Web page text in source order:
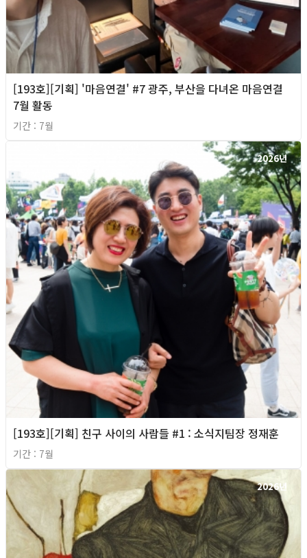
[193호][기획] '마음연결' #7 광주, 부산을 다녀온 마음연결
7월 활동
기간 : 7월
2026년
[193호][기획] 친구 사이의 사람들 #1 : 소식지팀장 정재훈
기간 : 7월
2026년